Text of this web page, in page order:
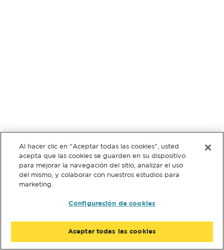
Al hacer clic en “Aceptar todas las cookies”, usted
acepta que las cookies se guarden en su dispositivo
para mejorar la navegación del sitio, analizar el uso
del mismo, y colaborar con nuestros estudios para
marketing.
Configuración de cookies
Aceptar todas las cookies